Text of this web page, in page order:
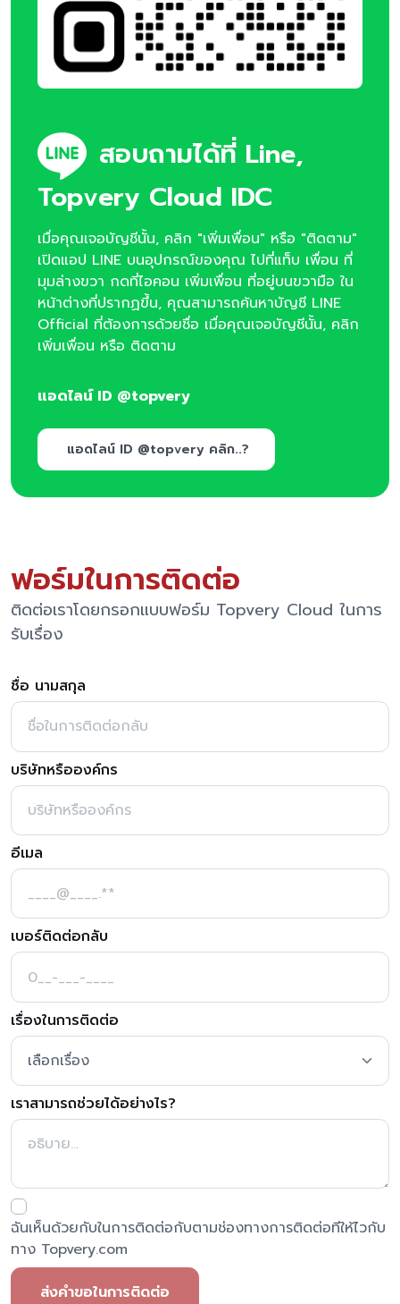
สอบถามได้ที่ Line,
Topvery Cloud IDC
เมื่อคุณเจอบัญชีนั้น, คลิก "เพิ่มเพื่อน" หรือ "ติดตาม"
เปิดแอป LINE บนอุปกรณ์ของคุณ ไปที่แท็บ เพื่อน ที่
มุมล่างขวา กดที่ไอคอน เพิ่มเพื่อน ที่อยู่บนขวามือ ใน
หน้าต่างที่ปรากฏขึ้น, คุณสามารถค้นหาบัญชี LINE
Official ที่ต้องการด้วยชื่อ เมื่อคุณเจอบัญชีนั้น, คลิก
เพิ่มเพื่อน หรือ ติดตาม
แอดไลน์ ID @topvery
แอดไลน์ ID @topvery คลิก..?
ฟอร์มในการติดต่อ
ติดต่อเราโดยกรอกแบบฟอร์ม Topvery Cloud ในการ
รับเรื่อง
ชื่อ นามสกุล
บริษัทหรือองค์กร
อีเมล
เบอร์ติดต่อกลับ
เรื่องในการติดต่อ
เราสามารถช่วยได้อย่างไร?
ฉันเห็นด้วยกับในการติดต่อกับตามช่องทางการติดต่อทีให้ไวกับ
ทาง Topvery.com
ส่งคำขอในการติดต่อ